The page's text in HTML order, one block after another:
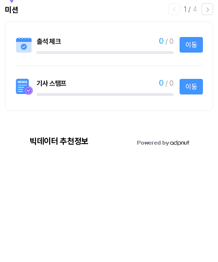
1 / 4
미션
출석 체크 0 / 0 이동
기사 스탬프 0 / 0 이동
빅데이터 추천정보